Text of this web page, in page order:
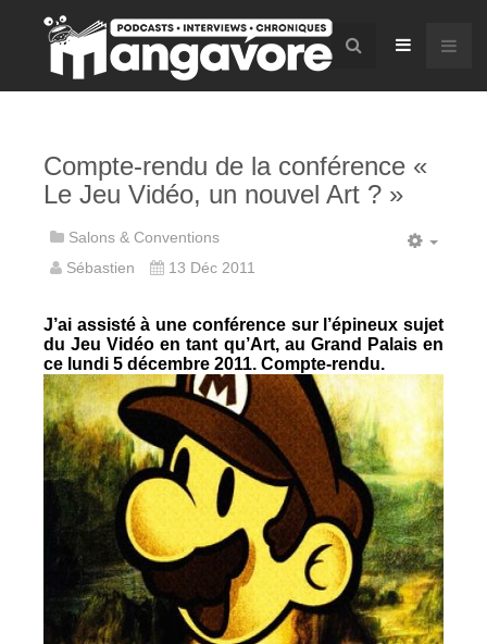
Compte-rendu de la conférence «
Le Jeu Vidéo, un nouvel Art ? »
Salons & Conventions
Sébastien
13 Déc 2011
J’ai assisté à une conférence sur l’épineux sujet
du Jeu Vidéo en tant qu’Art, au Grand Palais en
ce lundi 5 décembre 2011. Compte-rendu.